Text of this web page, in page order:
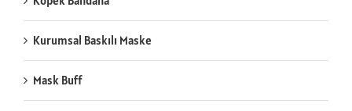
Kurumsal Baskılı Maske
Mask Buff